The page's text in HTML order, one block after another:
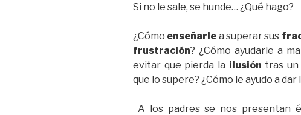
Si no le sale, se hunde… ¿Qué hago?
¿Cómo enseñarle a superar sus
frustración? ¿Cómo ayudarle a
evitar que pierda la ilusión tras un
que lo supere? ¿Cómo le ayudo a dar
A los padres se nos presentan